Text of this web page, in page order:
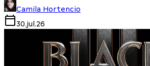
Camila Hortencio
30.jul.26